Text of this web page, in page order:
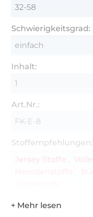
32-58
Schwierigkeitsgrad:
einfach
Inhalt:
1
Art.Nr.:
FK-E-8
Stoffempfehlungen:
Jersey Stoffe
Voile